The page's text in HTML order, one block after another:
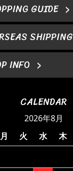
GUIDE
SHIPPING
INFO
CALENDAR
2026年8月
月 火 水 木